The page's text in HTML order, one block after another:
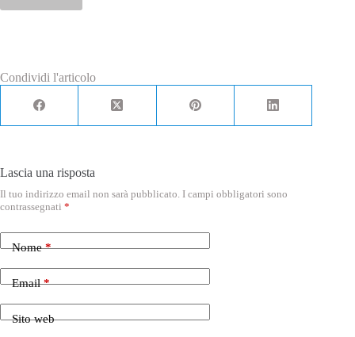
p
Condividi l'articolo
Lascia una risposta
Il tuo indirizzo email non sarà pubblicato. I campi obbligatori sono
contrassegnati *
Nome*
Email*
Sito web